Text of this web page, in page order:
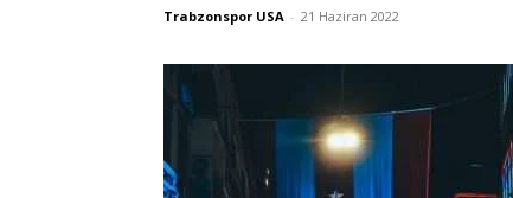
Trabzonspor USA - 21 Haziran 2022